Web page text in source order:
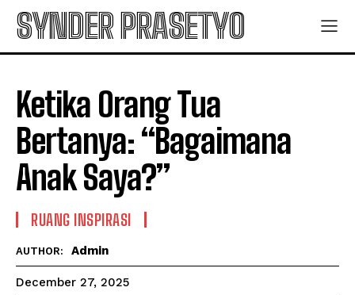
SYNDER PRASETYO
Ketika Orang Tua
Bertanya: “Bagaimana
Anak Saya?”
RUANG INSPIRASI
AUTHOR: Admin
December 27, 2025